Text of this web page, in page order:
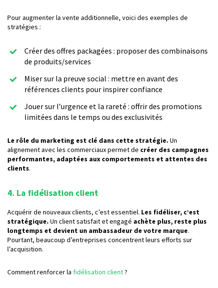
Pour augmenter la vente additionnelle, voici des exemples de
stratégies :
Créer des offres packagées : proposer des combinaisons
de produits/services
Miser sur la preuve social : mettre en avant des
références clients pour inspirer confiance
Jouer sur l’urgence et la rareté : offrir des promotions
limitées dans le temps ou des exclusivités
Le rôle du marketing est clé dans cette stratégie. Un
alignement avec les commerciaux permet de créer des campagnes
performantes, adaptées aux comportements et attentes des
clients.
4. La fidélisation client
Acquérir de nouveaux clients, c’est essentiel. Les fidéliser, c’est
stratégique. Un client satisfait et engagé achète plus, reste plus
longtemps et devient un ambassadeur de votre marque.
Pourtant, beaucoup d’entreprises concentrent leurs efforts sur
l’acquisition.
Comment renforcer la fidélisation client?